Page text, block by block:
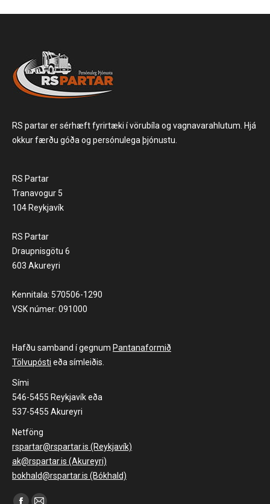
RS partar er sérhæft fyrirtæki í vörubíla og vagnavarahlutum. Hjá
okkur færðu góða og persónulega þjónustu.
RS Partar
Tranavogur 5
104 Reykjavík
RS Partar
Draupnisgötu 6
603 Akureyri
Kennitala: 570506-1290
VSK númer: 091000
Hafðu samband í gegnum Pantanaformið
Tölvupósti eða símleiðis.
Sími
546-5455 Reykjavík eða
537-5455 Akureyri
Netföng
rspartar@rspartar.is (Reykjavík)
ak@rspartar.is (Akureyri)
bokhald@rspartar.is (Bókhald)
Find us on: